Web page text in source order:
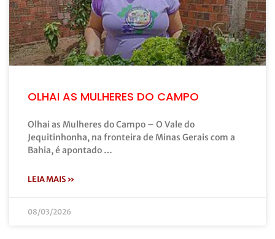
OLHAI AS MULHERES DO CAMPO
Olhai as Mulheres do Campo – O Vale do
Jequitinhonha, na fronteira de Minas Gerais com a
Bahia, é apontado …
LEIA MAIS »
08/03/2026